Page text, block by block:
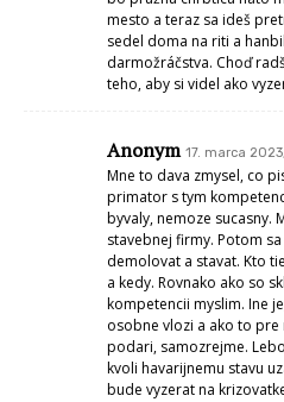
mesto a teraz sa ideš
sedel doma na riti a
darmožráčstva. Choď
teho, aby si videl ako
Anonym 17. marca
Mne to dava zmysel, co
primator s tym
byvaly, nemoze sucasny.
stavebnej firmy. Potom
demolovat a stavat. Kto
a kedy. Rovnako ako so
kompetencii myslim. Ine
osobne vlozi a ako to pre
podari, samozrejme.
kvoli havarijnemu stavu
bude vyzerat na